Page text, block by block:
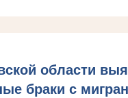
области
браки с